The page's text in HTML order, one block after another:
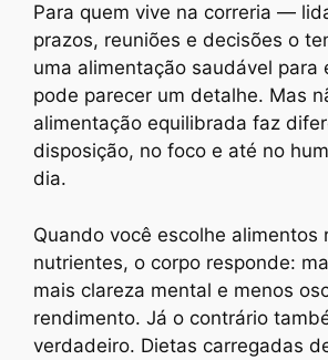
Para quem vive na correria —
prazos, reuniões e decisões o
uma alimentação saudável para
pode parecer um detalhe. Mas
alimentação equilibrada faz
disposição, no foco e até no
dia.
Quando você escolhe alimentos
nutrientes, o corpo responde:
mais clareza mental e menos
rendimento. Já o contrário
verdadeiro. Dietas carregadas